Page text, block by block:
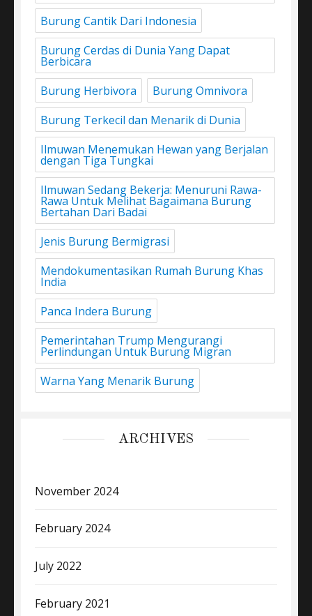
Burung Cantik Dari Indonesia
Burung Cerdas di Dunia Yang Dapat
Berbicara
Burung Herbivora
Burung Omnivora
Burung Terkecil dan Menarik di Dunia
Ilmuwan Menemukan Hewan yang Berjalan
dengan Tiga Tungkai
Ilmuwan Sedang Bekerja: Menuruni Rawa-
Rawa Untuk Melihat Bagaimana Burung
Bertahan Dari Badai
Jenis Burung Bermigrasi
Mendokumentasikan Rumah Burung Khas
India
Panca Indera Burung
Pemerintahan Trump Mengurangi
Perlindungan Untuk Burung Migran
Warna Yang Menarik Burung
ARCHIVES
November 2024
February 2024
July 2022
February 2021